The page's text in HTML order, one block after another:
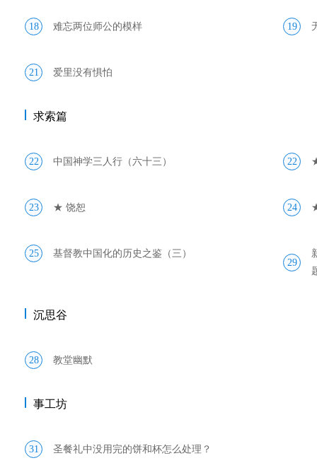
18 难忘两位师公的模样 19
21 爱里没有惧怕
求索篇
22 中国神学三人行（六十三） 22
23 ★ 饶恕 24
25
基督教中国化的历史之鉴（三）
29
沉思谷
28 教堂幽默
事工坊
31 圣餐礼中没用完的饼和杯怎么处理？